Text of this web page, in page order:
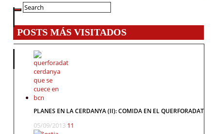
POSTS MÁS VISITADOS
PLANES EN LA CERDANYA (II): COMIDA EN EL QUERFORADAT
05/09/2013 11